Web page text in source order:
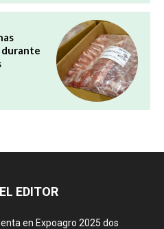
durante
EDITOR
en Expoagro 2025 dos